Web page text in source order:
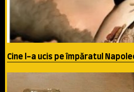
Cine l-a ucis pe împăratul